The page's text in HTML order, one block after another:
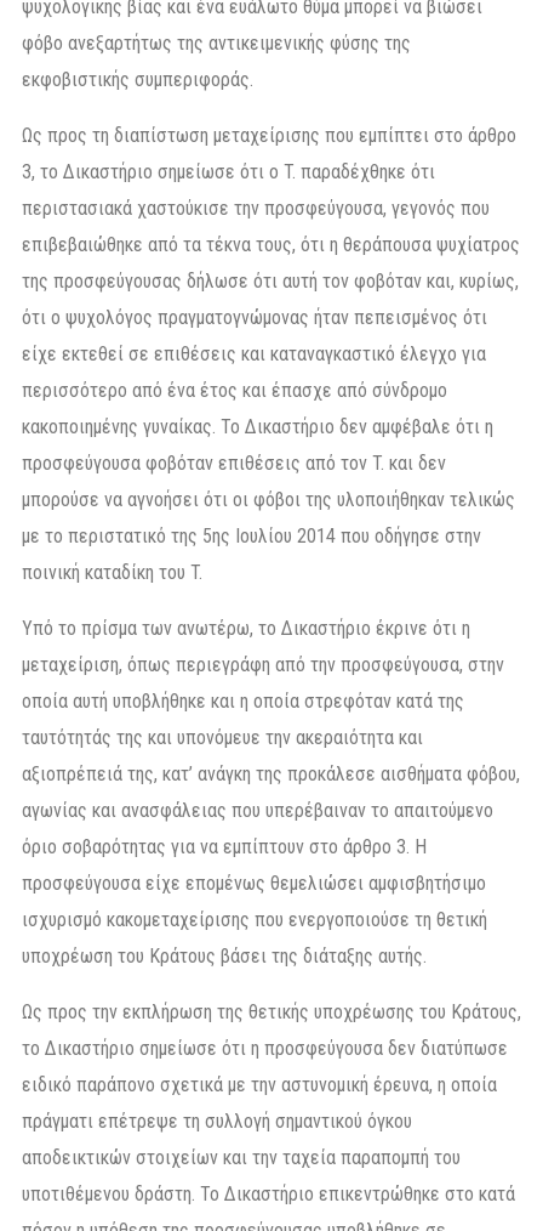
ψυχολογικής βίας και ένα ευάλωτο θύμα μπορεί να βιώσει
φόβο ανεξαρτήτως της αντικειμενικής φύσης της
εκφοβιστικής συμπεριφοράς.
Ως προς τη διαπίστωση μεταχείρισης που εμπίπτει στο άρθρο
3, το Δικαστήριο σημείωσε ότι ο T. παραδέχθηκε ότι
περιστασιακά χαστούκισε την προσφεύγουσα, γεγονός που
επιβεβαιώθηκε από τα τέκνα τους, ότι η θεράπουσα ψυχίατρος
της προσφεύγουσας δήλωσε ότι αυτή τον φοβόταν και, κυρίως,
ότι ο ψυχολόγος πραγματογνώμονας ήταν πεπεισμένος ότι
είχε εκτεθεί σε επιθέσεις και καταναγκαστικό έλεγχο για
περισσότερο από ένα έτος και έπασχε από σύνδρομο
κακοποιημένης γυναίκας. Το Δικαστήριο δεν αμφέβαλε ότι η
προσφεύγουσα φοβόταν επιθέσεις από τον T. και δεν
μπορούσε να αγνοήσει ότι οι φόβοι της υλοποιήθηκαν τελικώς
με το περιστατικό της 5ης Ιουλίου 2014 που οδήγησε στην
ποινική καταδίκη του T.
Υπό το πρίσμα των ανωτέρω, το Δικαστήριο έκρινε ότι η
μεταχείριση, όπως περιεγράφη από την προσφεύγουσα, στην
οποία αυτή υποβλήθηκε και η οποία στρεφόταν κατά της
ταυτότητάς της και υπονόμευε την ακεραιότητα και
αξιοπρέπειά της, κατ’ ανάγκη της προκάλεσε αισθήματα φόβου,
αγωνίας και ανασφάλειας που υπερέβαιναν το απαιτούμενο
όριο σοβαρότητας για να εμπίπτουν στο άρθρο 3. Η
προσφεύγουσα είχε επομένως θεμελιώσει αμφισβητήσιμο
ισχυρισμό κακομεταχείρισης που ενεργοποιούσε τη θετική
υποχρέωση του Κράτους βάσει της διάταξης αυτής.
Ως προς την εκπλήρωση της θετικής υποχρέωσης του Κράτους,
το Δικαστήριο σημείωσε ότι η προσφεύγουσα δεν διατύπωσε
ειδικό παράπονο σχετικά με την αστυνομική έρευνα, η οποία
πράγματι επέτρεψε τη συλλογή σημαντικού όγκου
αποδεικτικών στοιχείων και την ταχεία παραπομπή του
υποτιθέμενου δράστη. Το Δικαστήριο επικεντρώθηκε στο κατά